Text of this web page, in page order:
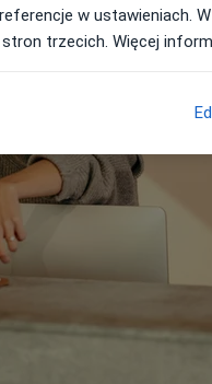
w ustawieniach.
trzecich. Więcej